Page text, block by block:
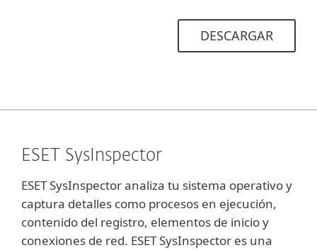
DESCARGAR
ESET SysInspector
ESET SysInspector analiza tu sistema operativo y
captura detalles como procesos en ejecución,
contenido del registro, elementos de inicio y
conexiones de red. ESET SysInspector es una